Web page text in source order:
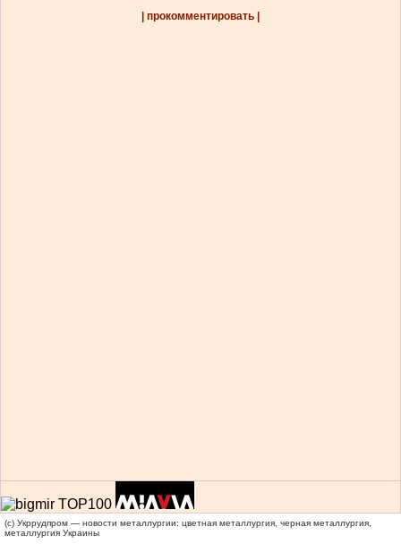
| прокомментировать |
(c) Укррудпром — новости металлургии: цветная металлургия, черная металлургия,
металлургия Украины